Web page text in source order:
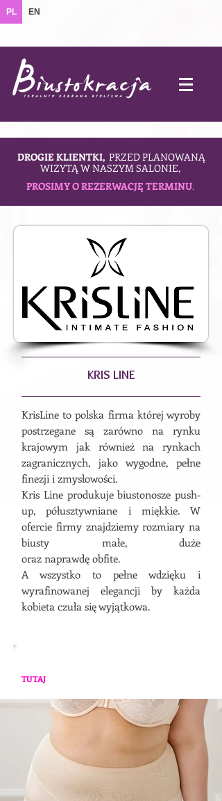
PL EN
DROGIE KLIENTKI, PRZED PLANOWANĄ
WIZYTĄ W NASZYM SALONIE,
PROSIMY O REZERWACJĘ TERMINU.
KRIS LINE
KrisLine to polska firma której wyroby
postrzegane są zarówno na rynku
krajowym jak również na rynkach
zagranicznych, jako wygodne, pełne
finezji i zmysłowości.
Kris Line produkuje biustonosze push-
up, półusztywniane i miękkie. W
ofercie firmy znajdziemy rozmiary na
biusty małe, duże
oraz naprawdę obfite.
A wszystko to pełne wdzięku i
wyrafinowanej elegancji by każda
kobieta czuła się wyjątkowa.
TUTAJ